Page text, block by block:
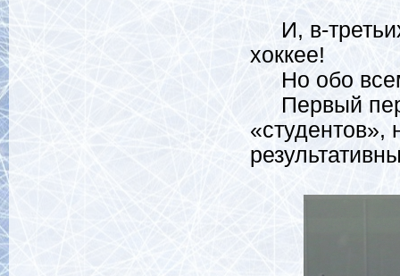
И, в-
хоккее!
Но обо
Первый